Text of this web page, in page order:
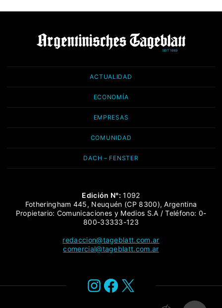
ACTUALIDAD
ECONOMÍA
EMPRESAS
COMUNIDAD
DACH – FENSTER
Edición N°: 1092
Fotheringham 445, Neuquén (CP 8300), Argentina
Propietario: Comunicaciones y Medios S.A / Teléfono: 0-
800-33333-123
redaccion@tageblatt.com.ar
comercial@tageblatt.com.ar
Instagram
Facebook
X